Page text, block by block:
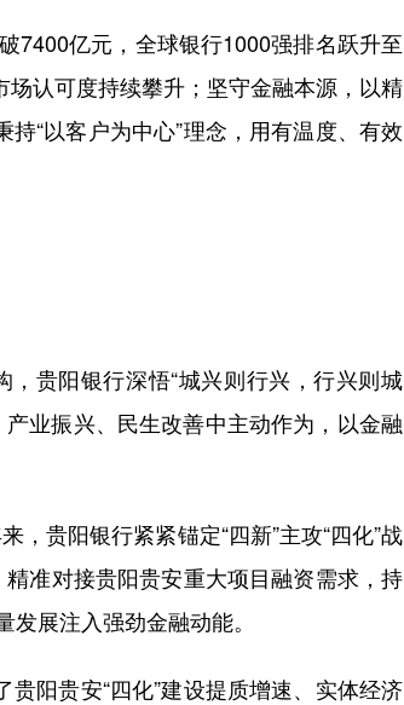
亿元，全球银行1000强排名跃升至
认可度持续攀升；坚守金融本源，以精
“以客户为中心”理念，用有温度、有效
贵阳银行深悟“城兴则行兴，行兴则城
业振兴、民生改善中主动作为，以金融
贵阳银行紧紧锚定“四新”主攻“四化”战
准对接贵阳贵安重大项目融资需求，持
展注入强劲金融动能。
阳贵安“四化”建设提质增速、实体经济